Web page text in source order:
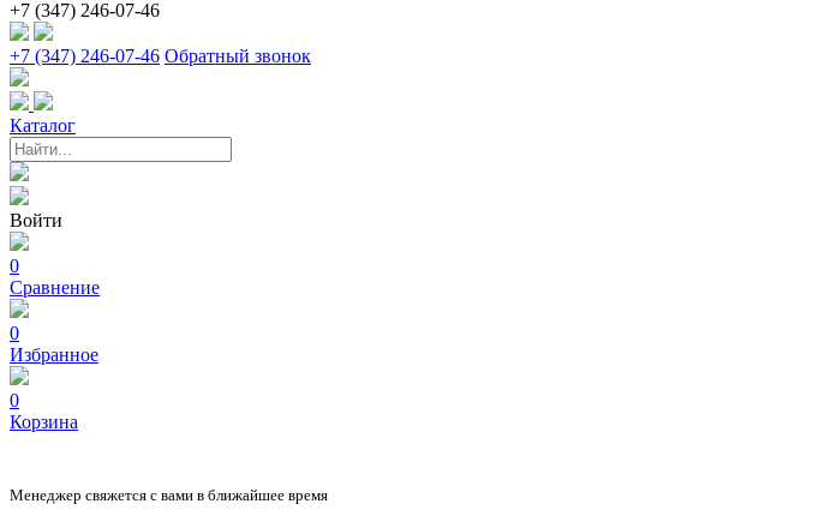
+7 (347) 246-07-46
+7 (347) 246-07-46 Обратный звонок
Каталог
Войти
0
Сравнение
0
Избранное
0
Корзина
Менеджер свяжется с вами в ближайшее время